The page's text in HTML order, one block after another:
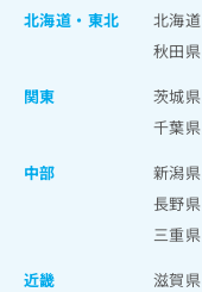
北海道 ・ 東北 北海道
秋田県
関東
茨城県
千葉県
中部
新潟県
長野県
三重県
近畿
滋賀県